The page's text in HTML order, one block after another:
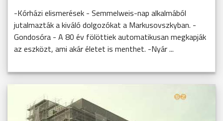
-Kórházi elismerések - Semmelweis-nap alkalmából
jutalmazták a kiváló dolgozókat a Markusovszkyban. -
Gondosóra - A 80 év fölöttiek automatikusan megkapják
az eszközt, ami akár életet is menthet. -Nyár ...